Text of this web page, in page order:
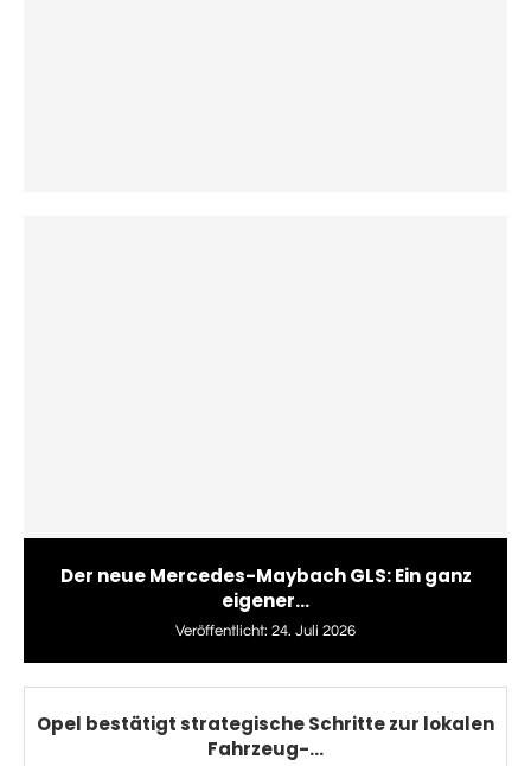
Der neue Mercedes-Maybach GLS: Ein ganz
eigener...
Veröffentlicht: 24. Juli 2026
Opel bestätigt strategische Schritte zur lokalen
Fahrzeug-...